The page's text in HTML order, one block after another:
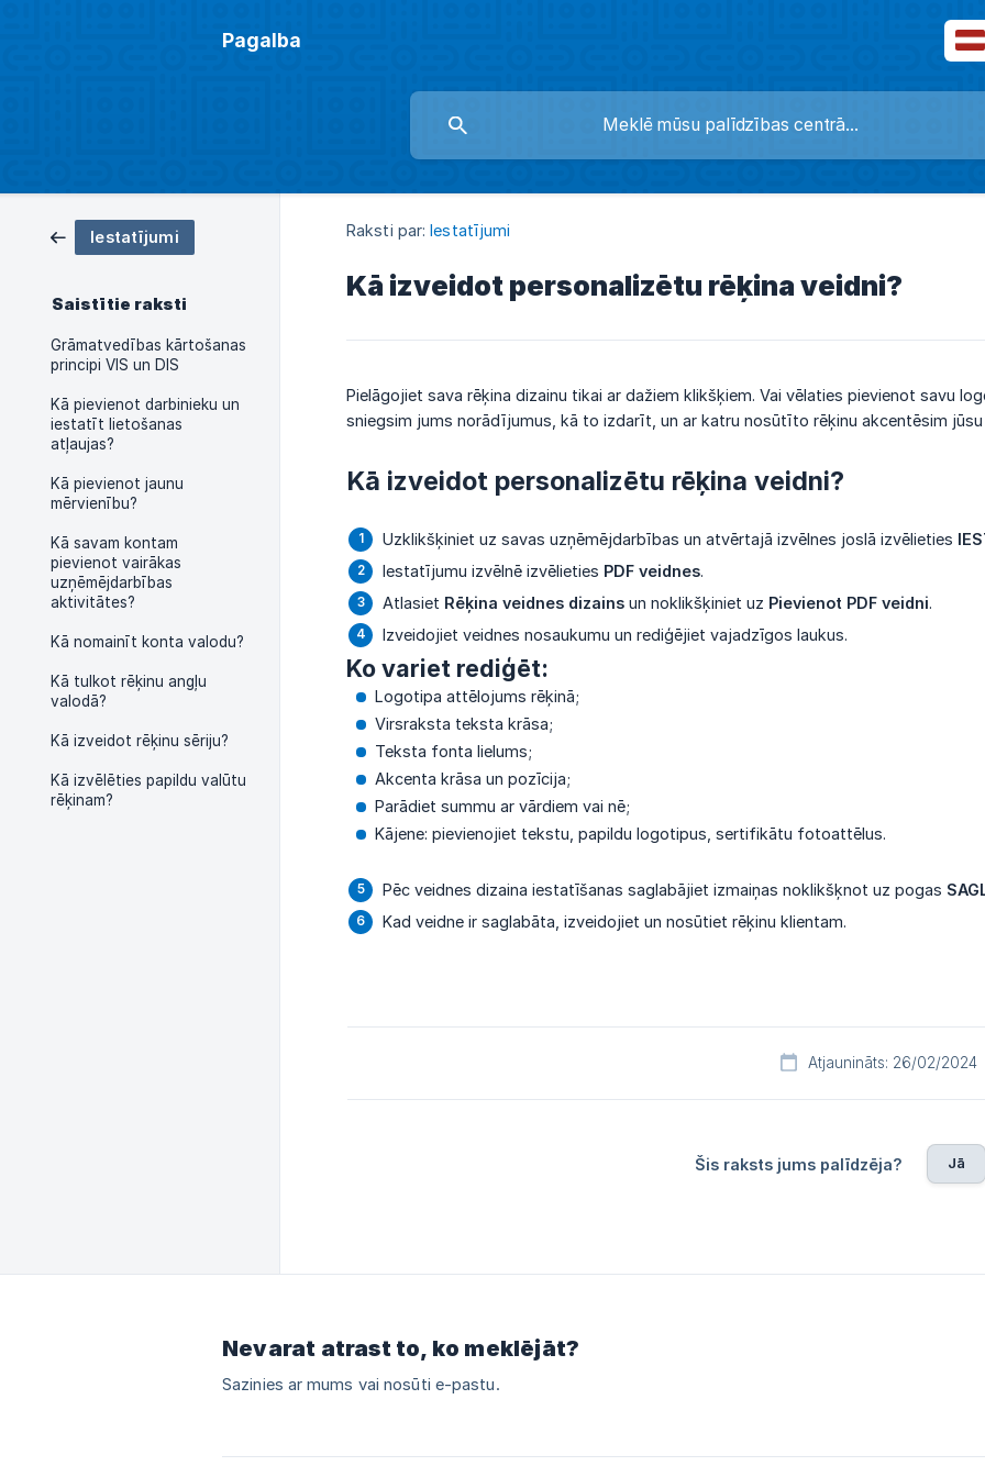
Pagalba
Iestatījumi
Saistītie raksti
Grāmatvedības kārtošanas
principi VIS un DIS
Kā pievienot darbinieku un
iestatīt lietošanas
atļaujas?
Kā pievienot jaunu
mērvienību?
Kā savam kontam
pievienot vairākas
uzņēmējdarbības
aktivitātes?
Kā nomainīt konta valodu?
Kā tulkot rēķinu angļu
valodā?
Kā izveidot rēķinu sēriju?
Kā izvēlēties papildu valūtu
rēķinam?
Raksti par: Iestatījumi
Kā izveidot personalizētu rēķina veidni?
Pielāgojiet sava rēķina dizainu tikai ar dažiem klikšķiem. Vai vēlaties pievienot savu
sniegsim jums norādījumus, kā to izdarīt, un ar katru nosūtīto rēķinu akcentēsim jūsu
Kā izveidot personalizētu rēķina veidni?
Uzklikšķiniet uz savas uzņēmējdarbības un atvērtajā izvēlnes joslā izvēlieties
Iestatījumu izvēlnē izvēlieties PDF veidnes.
Atlasiet Rēķina veidnes dizains un noklikšķiniet uz Pievienot PDF veidni.
Izveidojiet veidnes nosaukumu un rediģējiet vajadzīgos laukus.
Ko variet rediģēt:
Logotipa attēlojums rēķinā;
Virsraksta teksta krāsa;
Teksta fonta lielums;
Akcenta krāsa un pozīcija;
Parādiet summu ar vārdiem vai nē;
Kājene: pievienojiet tekstu, papildu logotipus, sertifikātu fotoattēlus.
Pēc veidnes dizaina iestatīšanas saglabājiet izmaiņas noklikšķnot uz pogas
Kad veidne ir saglabāta, izveidojiet un nosūtiet rēķinu klientam.
Atjaunināts: 26/02/2024
Šis raksts jums palīdzēja? Jā
Nevarat atrast to, ko meklējāt?
Sazinies ar mums vai nosūti e-pastu.